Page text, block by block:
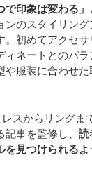
で印象は変わる」
ンのスタイリン
。初めてアクセ
ィネートとのバ
や服装に合わせ
スからリングま
事を監修し、 読
を見つけられる